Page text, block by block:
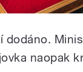
dodáno.
naopak